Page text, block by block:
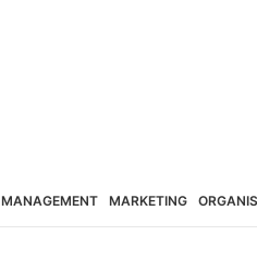
MANAGEMENT MARKETING